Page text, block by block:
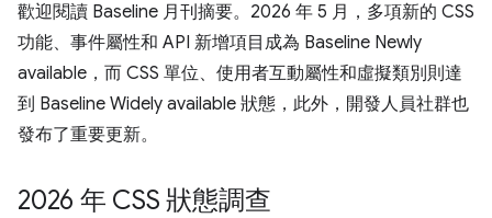
歡迎閱讀 Baseline 月刊摘要。2026 年 5 月，多項新的 CSS
功能、事件屬性和 API 新增項目成為 Baseline Newly
available，而 CSS 單位、使用者互動屬性和虛擬類別則達
到 Baseline Widely available 狀態，此外，開發人員社群也
發布了重要更新。
2026 年 CSS 狀態調查